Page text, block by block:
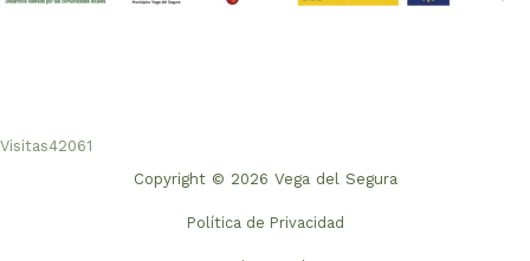
Visitas42061
Copyright © 2026 Vega del Segura
Política de Privacidad